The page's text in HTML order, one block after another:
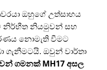
ඔහුගේ උත්සාහය
නිර්භීත නියමුවන් සහ
නොමැති වීමට
ගැනීමටයි. ඔවුන් වාර්තා
ගමනක් MH17 අසල